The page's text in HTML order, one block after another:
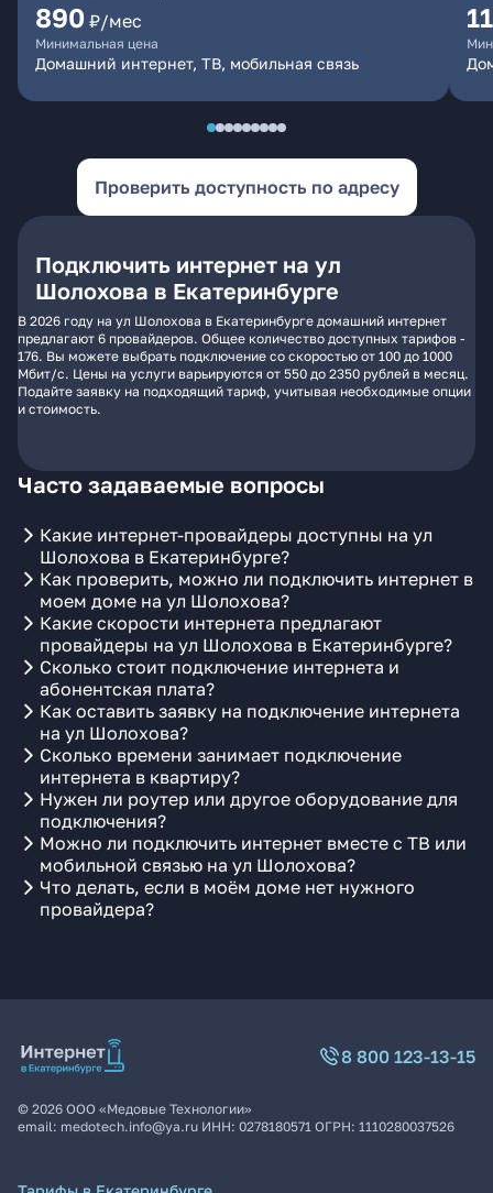
890 ₽/мес
Минимальная цена
Домашний интернет, ТВ, мобильная связь
Проверить доступность по адресу
Подключить интернет на ул
Шолохова в Екатеринбурге
В 2026 году на ул Шолохова в Екатеринбурге домашний интернет
предлагают 6 провайдеров. Общее количество доступных тарифов -
176. Вы можете выбрать подключение со скоростью от 100 до 1000
Мбит/с. Цены на услуги варьируются от 550 до 2350 рублей в месяц.
Подайте заявку на подходящий тариф, учитывая необходимые опции
и стоимость.
Часто задаваемые вопросы
Какие интернет-провайдеры доступны на ул
Шолохова в Екатеринбурге?
Как проверить, можно ли подключить интернет в
моем доме на ул Шолохова?
Какие скорости интернета предлагают
провайдеры на ул Шолохова в Екатеринбурге?
Сколько стоит подключение интернета и
абонентская плата?
Как оставить заявку на подключение интернета
на ул Шолохова?
Сколько времени занимает подключение
интернета в квартиру?
Нужен ли роутер или другое оборудование для
подключения?
Можно ли подключить интернет вместе с ТВ или
мобильной связью на ул Шолохова?
Что делать, если в моём доме нет нужного
провайдера?
8 800 123-13-15
© 2026 ООО «Медовые Технологии»
email: medotech.info@ya.ru ИНН: 0278180571 ОГРН: 1110280037526